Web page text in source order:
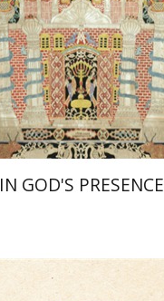
הנחת אתר ספר מודפס
$61
$55
IN GOD'S PRESENCE